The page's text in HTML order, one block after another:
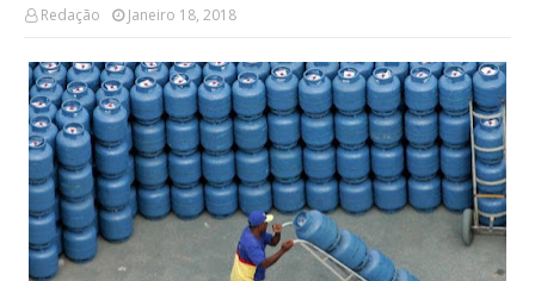
Redação Janeiro 18, 2018